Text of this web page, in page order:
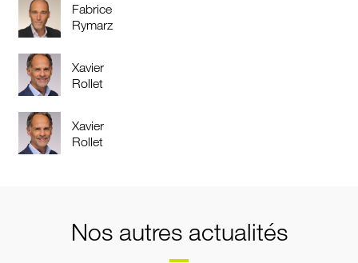
Fabrice
Rymarz
Xavier
Rollet
Xavier
Rollet
Nos autres actualités